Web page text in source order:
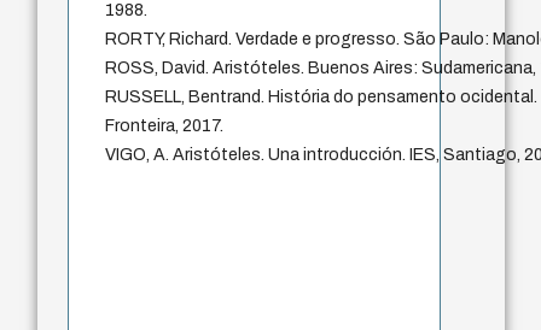
1988.
RORTY, Richard. Verdade e progresso. São Paulo:
ROSS, David. Aristóteles. Buenos Aires: Sudamericana,
RUSSELL, Bentrand. História do pensamento
Fronteira, 2017.
VIGO, A. Aristóteles. Una introducción. IES, Santiago,